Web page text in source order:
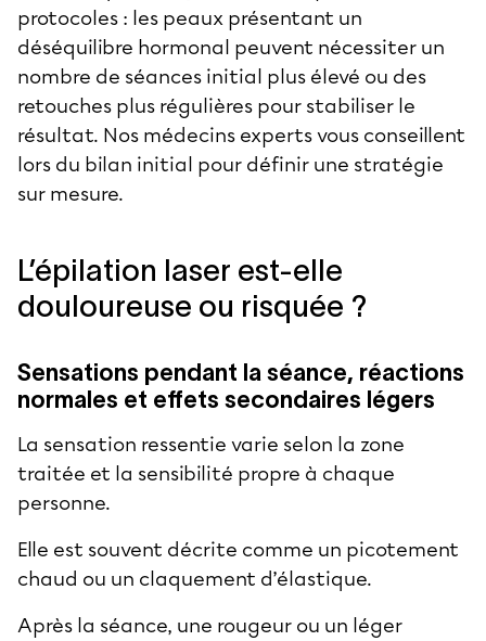
protocoles : les peaux présentant un
déséquilibre hormonal peuvent nécessiter un
nombre de séances initial plus élevé ou des
retouches plus régulières pour stabiliser le
résultat. Nos médecins experts vous conseillent
lors du bilan initial pour définir une stratégie
sur mesure.
L’épilation laser est-elle
douloureuse ou risquée ?
Sensations pendant la séance, réactions
normales et effets secondaires légers
La sensation ressentie varie selon la zone
traitée et la sensibilité propre à chaque
personne.
Elle est souvent décrite comme un picotement
chaud ou un claquement d’élastique.
Après la séance, une rougeur ou un léger